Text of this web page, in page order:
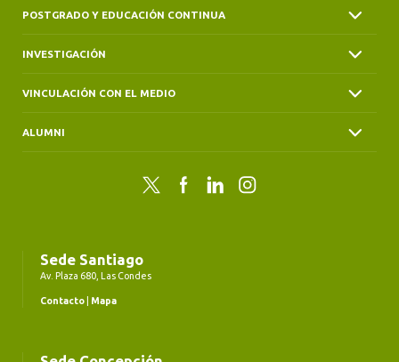
POSTGRADO Y EDUCACIÓN CONTINUA
INVESTIGACIÓN
VINCULACIÓN CON EL MEDIO
ALUMNI
Twitter FacebookLinkedInInstagram
Sede Santiago
Av. Plaza 680, Las Condes
Contacto Mapa